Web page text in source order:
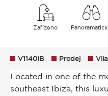
Zařízeno
V1140IB Prodej Vila